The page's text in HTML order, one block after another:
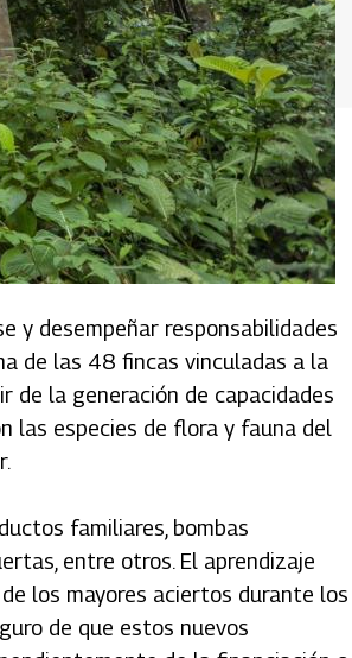
y desempeñar responsabilidades
de las 48 fincas vinculadas a la
de la generación de capacidades
las especies de flora y fauna del
familiares, bombas
entre otros. El aprendizaje
los mayores aciertos durante los
de que estos nuevos